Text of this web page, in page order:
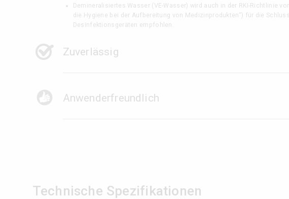
Demineralisiertes Wasser (VE-Wasser) wird auch in der RKI-Richtlinie
die Hygiene bei der Aufbereitung von Medizinprodukten“) für die
Desinfektionsgeräten empfohlen.
Zuverlässig
Anwenderfreundlich
Technische Spezifikationen